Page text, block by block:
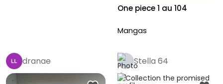
One piece 1 au 104
Mangas
dranae Stella 64